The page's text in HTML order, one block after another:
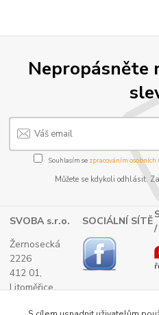
Nepropásněte
Souhlasím se zpracováním osobních
Můžete se kdykoli odhlásit.
SVOBA s.r.o. SOCIÁLNÍ SÍTĚ
/
Žernosecká
2226
412 01,
Litoměřice